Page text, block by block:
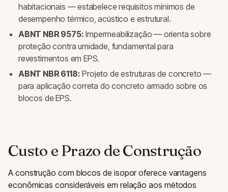
habitacionais — estabelece requisitos mínimos de
desempenho térmico, acústico e estrutural.
ABNT NBR 9575: Impermeabilização — orienta sobre
proteção contra umidade, fundamental para
revestimentos em EPS.
ABNT NBR 6118: Projeto de estruturas de concreto —
para aplicação correta do concreto armado sobre os
blocos de EPS.
Custo e Prazo de Construção
A construção com blocos de isopor oferece vantagens
econômicas consideráveis em relação aos métodos